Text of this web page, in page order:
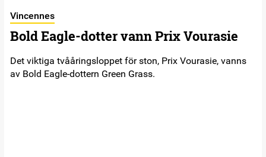
Vincennes
Bold Eagle-dotter vann Prix Vourasie
Det viktiga tvååringsloppet för ston, Prix Vourasie, vanns
av Bold Eagle-dottern Green Grass.